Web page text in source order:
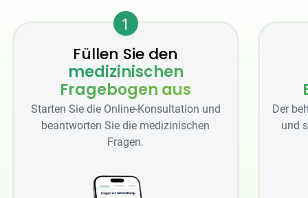
1
Füllen Sie den
medizinischen
Fragebogen aus
Starten Sie die Online-Konsultation und
beantworten Sie die medizinischen
Fragen.
Der
und